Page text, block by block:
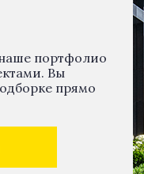
портфолио
Вы
прямо